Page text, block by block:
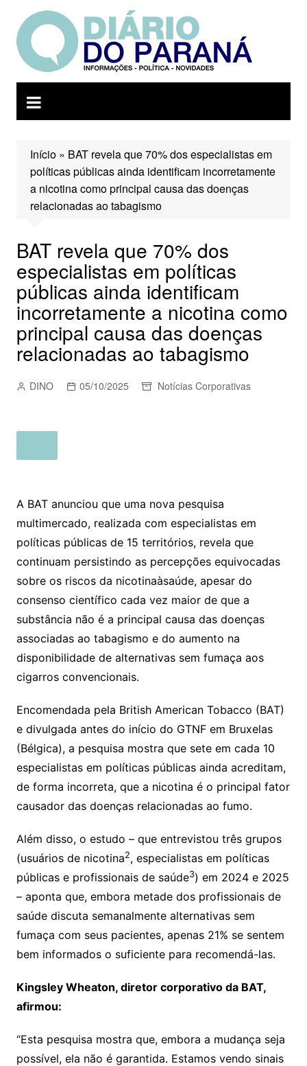
para
conteúdo
Início» BAT revela que 70% dos especialistas em
políticas públicas ainda identificam incorretamente
a nicotina como principal causa das doenças
relacionadas ao tabagismo
BAT revela que 70% dos
especialistas em políticas
públicas ainda identificam
incorretamente a nicotina como
principal causa das doenças
relacionadas ao tabagismo
DINO 05/10/2025 Notícias Corporativas
A BAT anunciou que uma nova pesquisa
multimercado, realizada com especialistas em
políticas públicas de 15 territórios, revela que
continuam persistindo as percepções equivocadas
sobre os riscos da nicotinaàsaúde, apesar do
consenso científico cada vez maior de que a
substância não é a principal causa das doenças
associadas ao tabagismo e do aumento na
disponibilidade de alternativas sem fumaça aos
cigarros convencionais.
Encomendada pela British American Tobacco (BAT)
e divulgada antes do início do GTNF em Bruxelas
(Bélgica), a pesquisa mostra que sete em cada 10
especialistas em políticas públicas ainda acreditam,
de forma incorreta, que a nicotina é o principal fator
causador das doenças relacionadas ao fumo.
Além disso, o estudo – que entrevistou três grupos
(usuários de nicotina2, especialistas em políticas
públicas e profissionais de saúde3) em 2024 e 2025
– aponta que, embora metade dos profissionais de
saúde discuta semanalmente alternativas sem
fumaça com seus pacientes, apenas 21% se sentem
bem informados o suficiente para recomendá-las.
Kingsley Wheaton, diretor corporativo da BAT,
afirmou:
“Esta pesquisa mostra que, embora a mudança seja
possível, ela não é garantida. Estamos vendo sinais